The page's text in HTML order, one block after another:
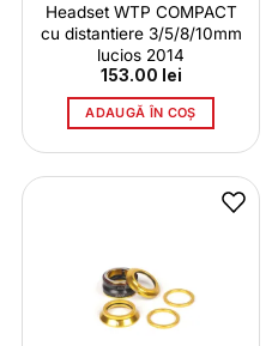
Headset WTP COMPACT
cu distantiere 3/5/8/10mm
lucios 2014
153.00 lei
ADAUGĂ ÎN COȘ